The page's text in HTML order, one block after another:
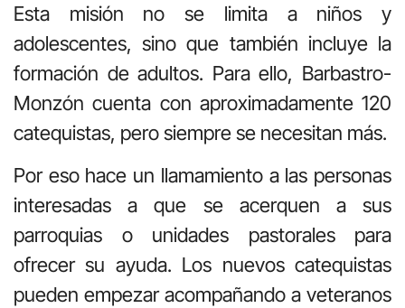
Esta misión no se limita a niños y
adolescentes, sino que también incluye la
formación de adultos. Para ello, Barbastro-
Monzón cuenta con aproximadamente 120
catequistas, pero siempre se necesitan más.
Por eso hace un llamamiento a las personas
interesadas a que se acerquen a sus
parroquias o unidades pastorales para
ofrecer su ayuda. Los nuevos catequistas
pueden empezar acompañando a veteranos